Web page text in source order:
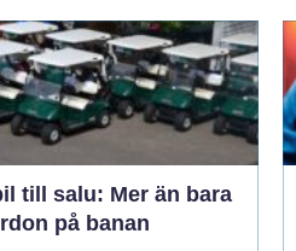
till salu: Mer än bara
på banan